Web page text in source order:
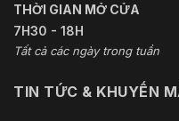
THỜI GIAN MỞ CỬA
7H30 - 18H
Tất cả các ngày trong tuần
TIN TỨC & KHUYẾN